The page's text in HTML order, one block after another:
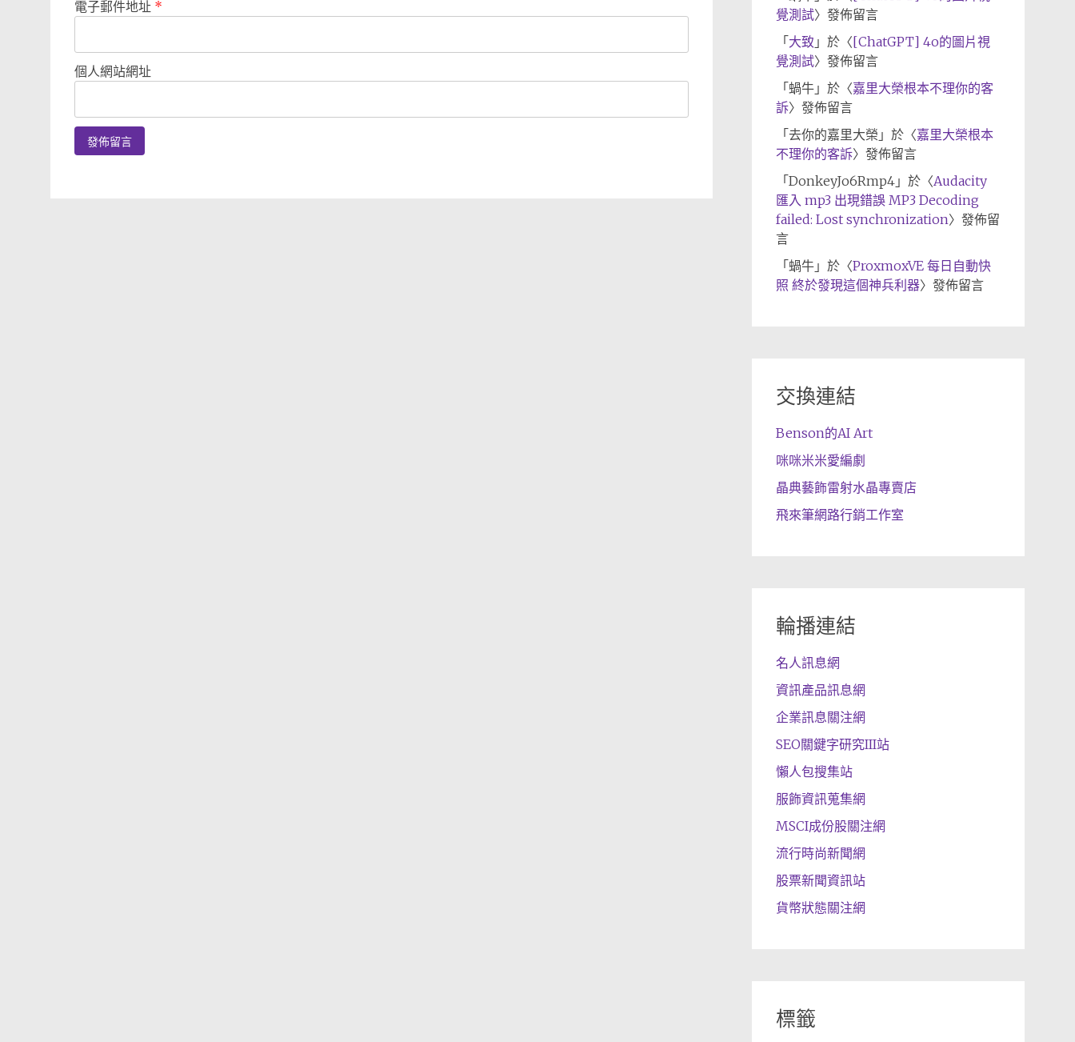
電子郵件地址 *
個人網站網址
覺測試〉發佈留言
「 大致 」於〈[ChatGPT] 4o的圖片視
覺測試〉發佈留言
「 蝸牛」於〈嘉里大榮根本不理你的客
訴〉發佈留言
「 去你的嘉里大榮 」於〈嘉里大榮根本
不理你的客訴〉發佈留言
「 DonkeyJo6Rmp4」於〈Audacity
匯入 mp3 出現錯誤 MP3 Decoding
failed: Lost synchronization〉發佈留
言
「 蝸牛」於〈ProxmoxVE 每日自動快
照 終於發現這個神兵利器〉發佈留言
交換連結
Benson的AI Art
咪咪米米愛編劇
晶典藝飾雷射水晶專賣店
飛來筆網路行銷工作室
輪播連結
名人訊息網
資訊產品訊息網
企業訊息關注網
SEO關鍵字研究III站
懶人包搜集站
服飾資訊蒐集網
MSCI成份股關注網
流行時尚新聞網
股票新聞資訊站
貨幣狀態關注網
標籤